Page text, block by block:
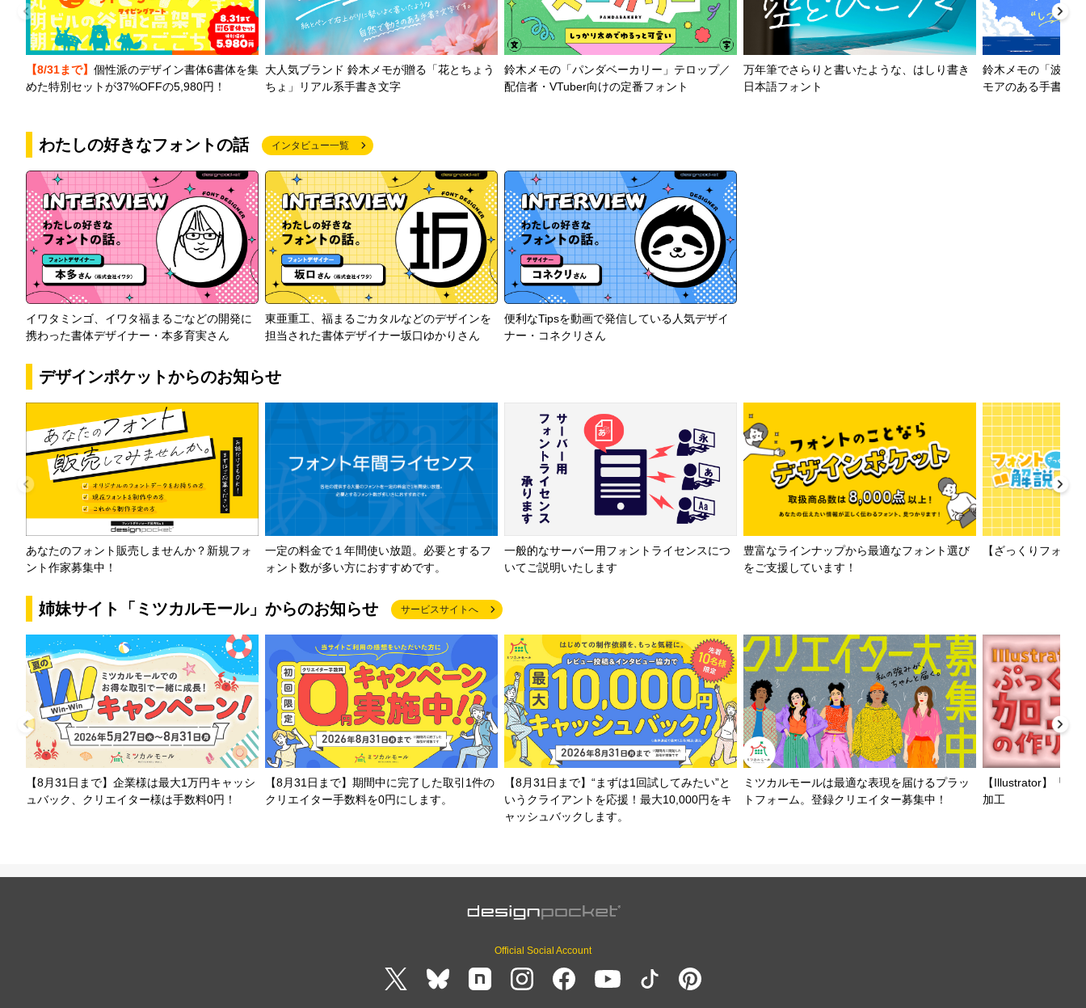
【8/31まで】 個性派のデザイン書体6書体を集
めた特別セットが37%OFFの5,980円！
大人気ブランド 鈴木メモが贈る「花とちょう
ちょ」リアル系手書き文字
鈴木メモの「パンダベーカリー」テロップ／
配信者・VTuber向けの定番フォント
万年筆でさらりと書いたような、はしり書き
日本語フォント
鈴木メモの「波と
モアのある手書き
わたしの好きなフォントの話 インタビュー一覧
イワタミンゴ、イワタ福まるごなどの開発に
携わった書体デザイナー・本多育実さん
東亜重工、福まるごカタルなどのデザインを
担当された書体デザイナー坂口ゆかりさん
便利なTipsを動画で発信している人気デザイ
ナー・コネクリさん
デザインポケットからのお知らせ
あなたのフォント販売しませんか？新規フォ
ント作家募集中！
一定の料金で１年間使い放題。必要とするフ
ォント数が多い方におすすめです。
一般的なサーバー用フォントライセンスにつ
いてご説明いたします
豊富なラインナップから最適なフォント選び
をご支援しています！
【ざっくりフォン
姉妹サイト「ミツカルモール」からのお知らせ サービスサイトへ
【8月31日まで】企業様は最大1万円キャッシ
ュバック、クリエイター様は手数料0円！
【8月31日まで】期間中に完了した取引1件の
クリエイター手数料を0円にします。
【8月31日まで】“まずは1回試してみたい”と
いうクライアントを応援！最大10,000円をキ
ャッシュバックします。
ミツカルモールは最適な表現を届けるプラッ
トフォーム。登録クリエイター募集中！
【Illustrator】「3D
加工
Official Social Account